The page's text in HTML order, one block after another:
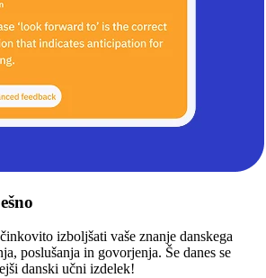
izboljšati vaše znanje danskega
poslušanja in govorjenja. Še danes se
danski učni izdelek!